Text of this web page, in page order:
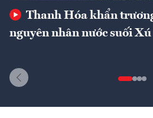
Thanh Hóa khẩn
nguyên nhân nước suối